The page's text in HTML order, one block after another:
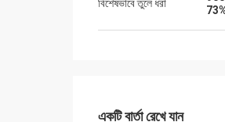
বিশেষভাবে তুলে ধরা
একটি বার্তা রেখে যান